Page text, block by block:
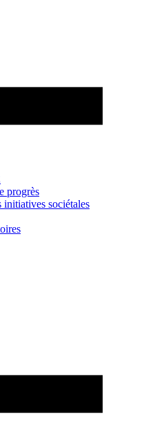
progrès
initiatives sociétales